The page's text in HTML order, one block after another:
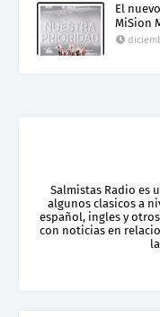
El
MiSion
Salmistas Radio es
algunos clasicos a
español, ingles y
con noticias en